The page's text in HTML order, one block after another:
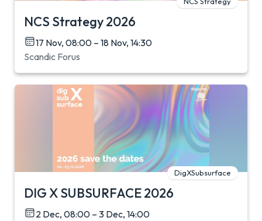
NCS Strategy 2026
17 Nov, 08:00 – 18 Nov, 14:30
Scandic Forus
DigXSubsurface
DIG X SUBSURFACE 2026
2 Dec, 08:00 – 3 Dec, 14:00